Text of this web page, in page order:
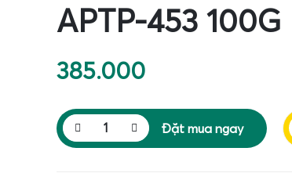
APTP-453 100G
385.000
Đặt mua ngay